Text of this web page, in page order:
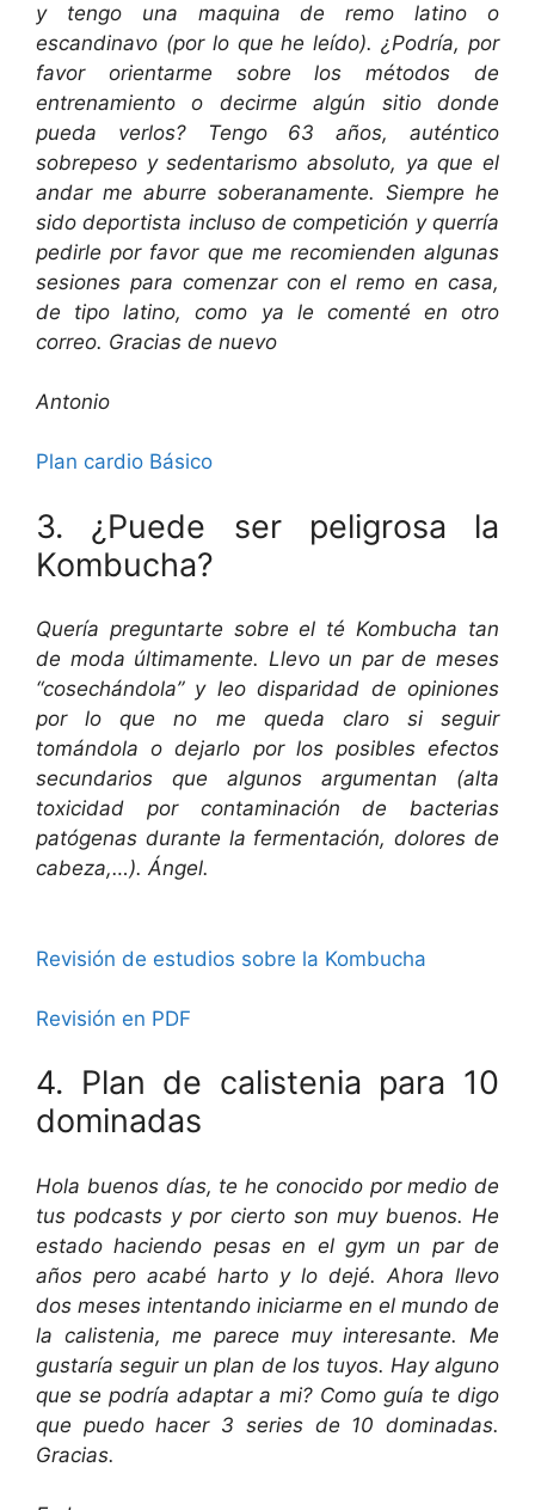
y tengo una maquina de remo latino o
escandinavo (por lo que he leído). ¿Podría, por
favor orientarme sobre los métodos de
entrenamiento o decirme algún sitio donde
pueda verlos? Tengo 63 años, auténtico
sobrepeso y sedentarismo absoluto, ya que el
andar me aburre soberanamente. Siempre he
sido deportista incluso de competición y querría
pedirle por favor que me recomienden algunas
sesiones para comenzar con el remo en casa,
de tipo latino, como ya le comenté en otro
correo. Gracias de nuevo
Antonio
Plan cardio Básico
3. ¿Puede ser peligrosa la
Kombucha?
Quería preguntarte sobre el té Kombucha tan
de moda últimamente. Llevo un par de meses
“cosechándola” y leo disparidad de opiniones
por lo que no me queda claro si seguir
tomándola o dejarlo por los posibles efectos
secundarios que algunos argumentan (alta
toxicidad por contaminación de bacterias
patógenas durante la fermentación, dolores de
cabeza,…). Ángel.
Revisión de estudios sobre la Kombucha
Revisión en PDF
4. Plan de calistenia para 10
dominadas
Hola buenos días, te he conocido por medio de
tus podcasts y por cierto son muy buenos. He
estado haciendo pesas en el gym un par de
años pero acabé harto y lo dejé. Ahora llevo
dos meses intentando iniciarme en el mundo de
la calistenia, me parece muy interesante. Me
gustaría seguir un plan de los tuyos. Hay alguno
que se podría adaptar a mi? Como guía te digo
que puedo hacer 3 series de 10 dominadas.
Gracias.